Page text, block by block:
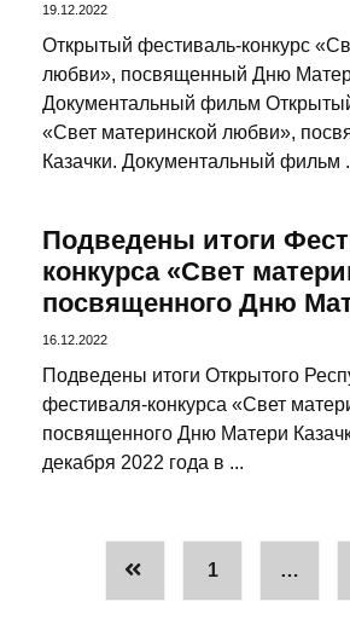
19.12.2022
Открытый фестиваль-конкурс
любви», посвященный Дню
Документальный фильм
«Свет материнской любви»,
Казачки. Документальный фильм
Подведены итоги
конкурса «Свет
посвященного Дню
16.12.2022
Подведены итоги Открытого
фестиваля-конкурса «Свет
посвященного Дню Матери
декабря 2022 года в ...
1 …